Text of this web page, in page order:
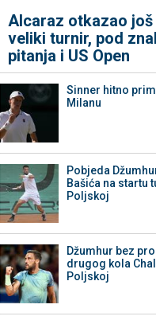
Alcaraz otkazao još
veliki turnir, pod
pitanja i US Open
Sinner hitno
Milanu
Pobjeda
Bašića na startu
Poljskoj
Džumhur bez
drugog kola
Poljskoj